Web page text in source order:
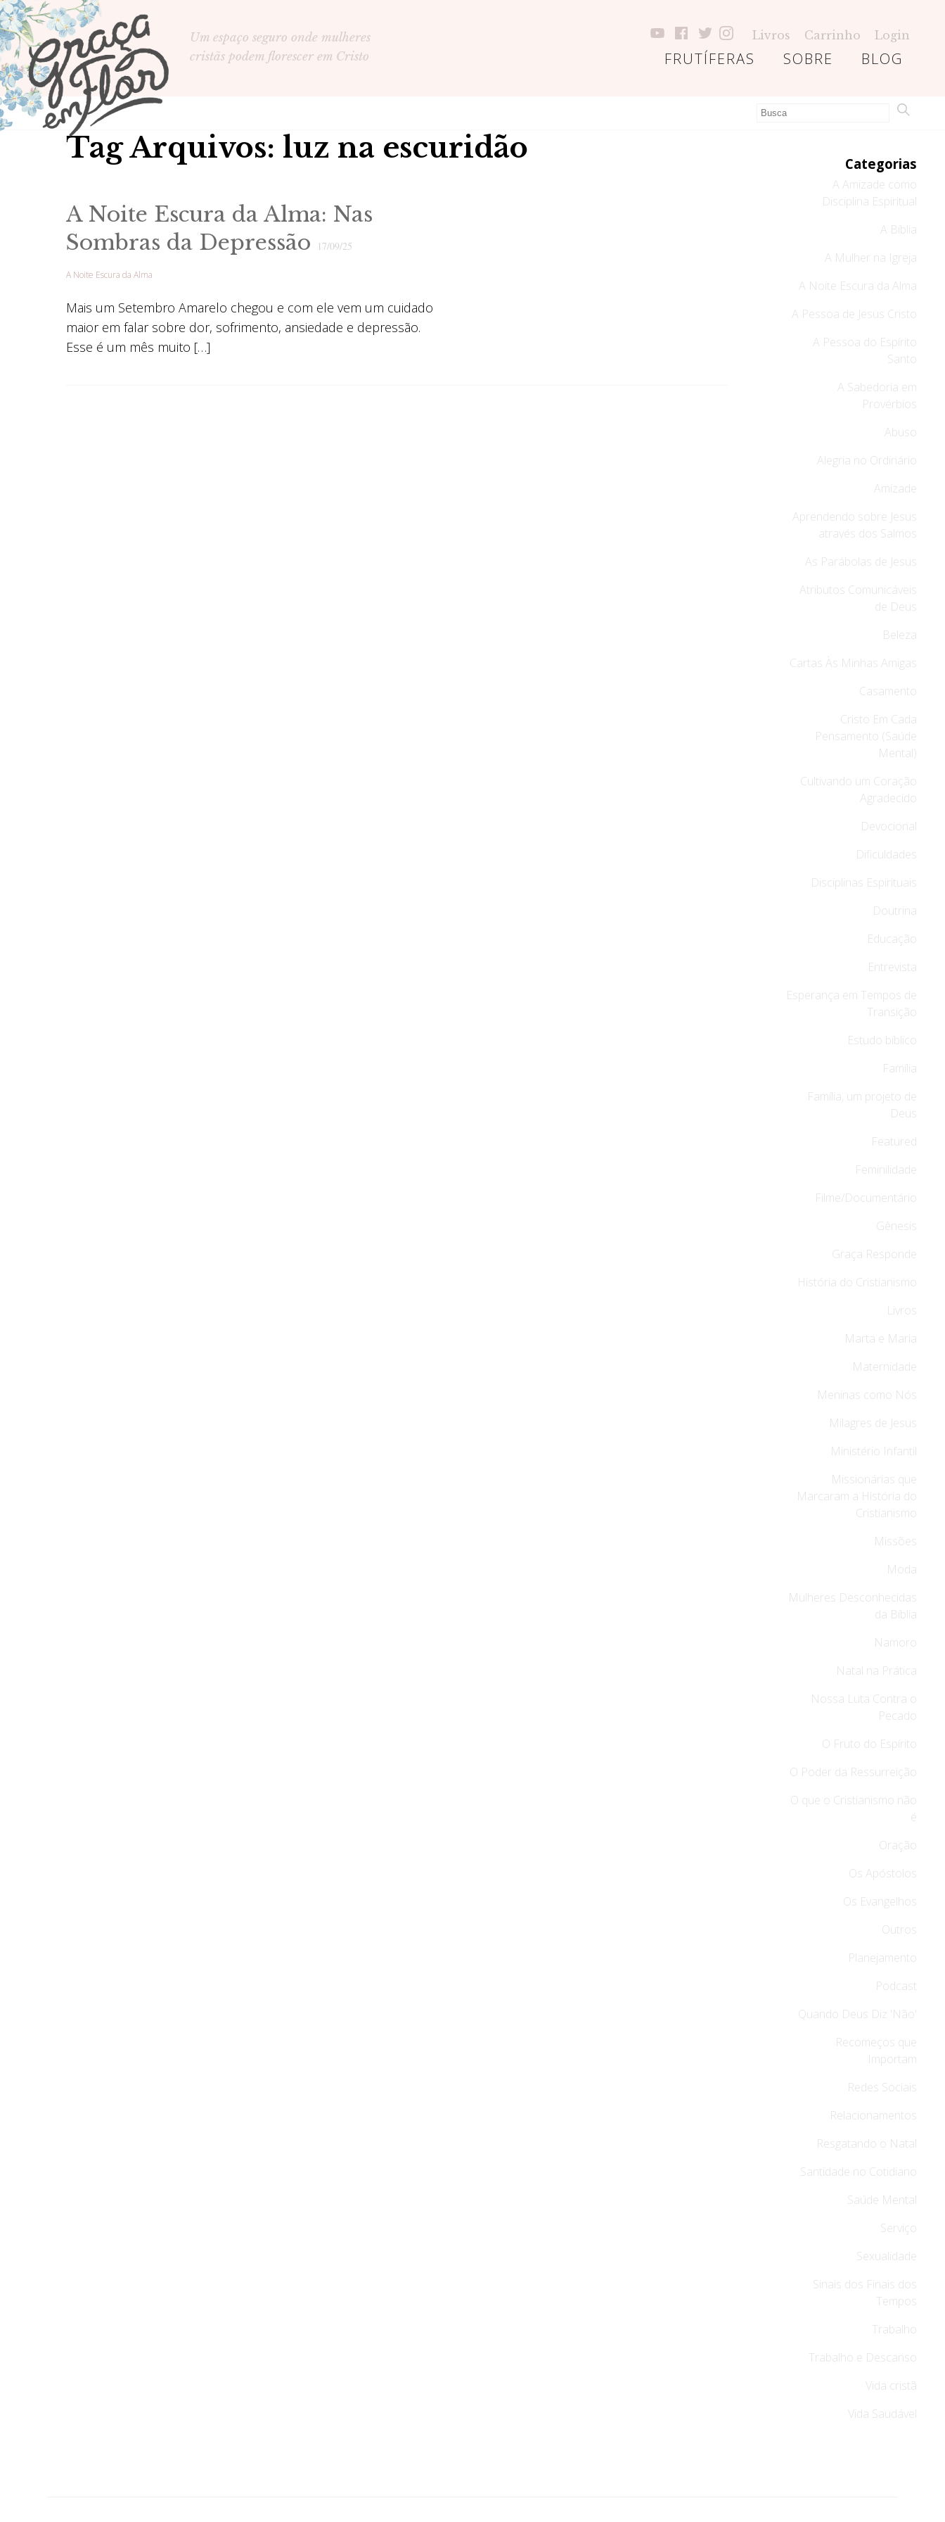
Um espaço seguro onde mulheres
cristãs podem florescer em Cristo
Livros Carrinho Login
BLOG
SOBRE
FRUTÍFERAS
Tag Arquivos: luz na escuridão
A Noite Escura da Alma: Nas
Sombras da Depressão
17/09/25
A Noite Escura da Alma
Mais um Setembro Amarelo chegou e com ele vem um cuidado
maior em falar sobre dor, sofrimento, ansiedade e depressão.
Esse é um mês muito […]
Categorias
A Amizade como
Disciplina Espiritual
A Bíblia
A Mulher na Igreja
A Noite Escura da Alma
A Pessoa de Jesus Cristo
A Pessoa do Espírito
Santo
A Sabedoria em
Provérbios
Abuso
Alegria no Ordinário
Amizade
Aprendendo sobre Jesus
através dos Salmos
As Parábolas de Jesus
Atributos Comunicáveis
de Deus
Beleza
Cartas Às Minhas Amigas
Casamento
Cristo Em Cada
Pensamento (Saúde
Mental)
Cultivando um Coração
Agradecido
Devocional
Dificuldades
Disciplinas Espirituais
Doutrina
Educação
Entrevista
Esperança em Tempos de
Transição
Estudo bíblico
Família
Família, um projeto de
Deus
Featured
Feminilidade
Filme/Documentário
Gênesis
Graça Responde
História do Cristianismo
Livros
Marta e Maria
Maternidade
Meninas como Nós
Milagres de Jesus
Ministério Infantil
Missionárias que
Marcaram a História do
Cristianismo
Missões
Moda
Mulheres Desconhecidas
da Bíblia
Namoro
Natal na Prática
Nossa Luta Contra o
Pecado
O Fruto do Espírito
O Poder da Ressurreição
O que o Cristianismo não
é
Oração
Os Apóstolos
Os Evangelhos
Outros
Planejamento
Podcast
Quando Deus Diz 'Não'
Recomeços que
Importam
Redes Sociais
Relacionamentos
Resgatando o Natal
Santidade no Cotidiano
Saúde Mental
Serviço
Sexualidade
Sinais dos Finais dos
Tempos
Trabalho
Trabalho e Descanso
Vida cristã
Vida Saudável